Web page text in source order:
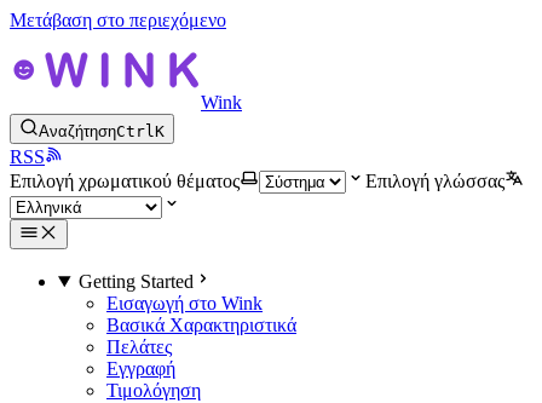
Μετάβαση στο περιεχόμενο
Wink
ΑναζήτησηCtrlK
RSS
Επιλογή χρωματικού θέματος
Επιλογή γλώσσας
Getting Started
Εισαγωγή στο Wink
Βασικά Χαρακτηριστικά
Πελάτες
Εγγραφή
Τιμολόγηση